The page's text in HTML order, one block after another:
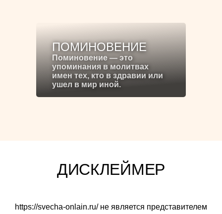
ПОМИНОВЕНИЕ
Поминовение — это
упоминания в молитвах
имен тех, кто в здравии или
ушел в мир иной.
ДИСКЛЕЙМЕР
https://svecha-onlain.ru/ не является представителем